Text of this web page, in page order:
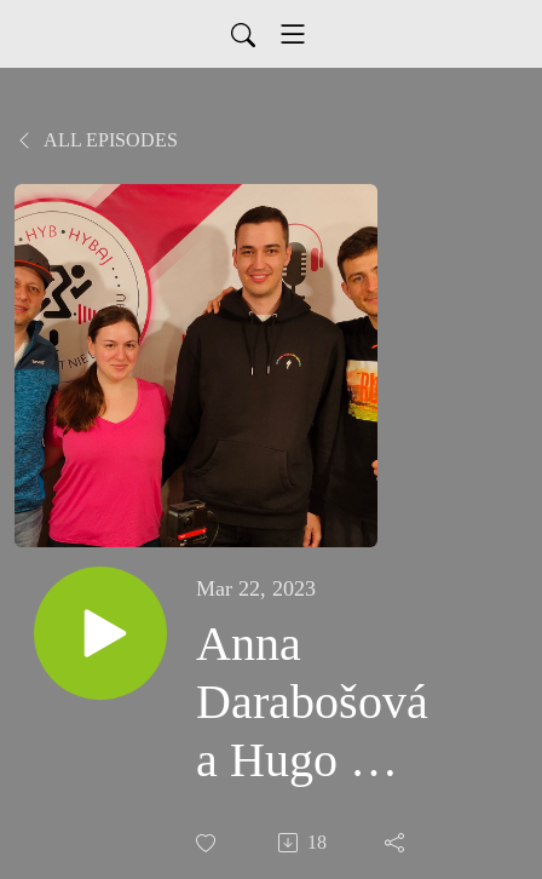
ALL EPISODES
Mar 22, 2023
Anna
Darabošová
a Hugo M.
Uličný -
18